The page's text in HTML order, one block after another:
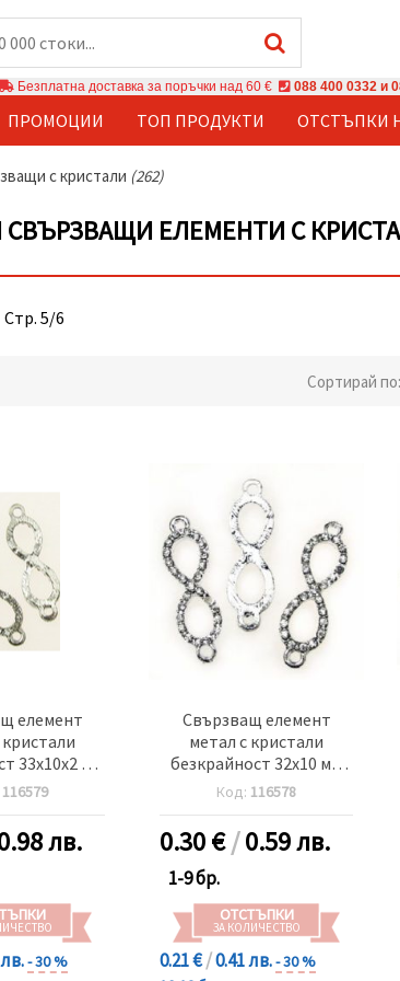
Безплатна доставка за поръчки над 60 € 088 400 0332 и
ПРОМОЦИИ ТОП ПРОДУКТИ ОТСТЪПКИ
с кристали (262)
СВЪРЗВАЩИ ЕЛЕМЕНТИ С
Стр. 5/6
Сортирай по:
елемент
33x10x2 мм
сребро
116579
лв.
- 30 %
Свързващ елемент
метал с кристали
безкрайност 32x10 мм
дупка 2 мм цвят бял
Код: 116578
0.30€/0.59 лв.
1-9 бр.
ОТСТЪПКИ
ЗА КОЛИЧЕСТВО
0.21 €/0.41 лв.- 30 %